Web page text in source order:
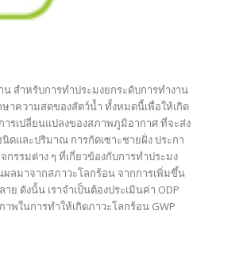
น สำหรับการทำประมงยกระดับการทำงาน
าความสดของสัตว์น้ำ ทั้งหมดนี้เพื่อให้เกิด
รเปลี่ยนแปลงของสภาพภูมิอากาศ ที่จะส่ง
ดและปริมาณ การกัดเซาะชายฝั่ง ประกา
รรมต่าง ๆ ที่เกี่ยวข้องกับการทำประมง
ลมาจากสภาวะโลกร้อน จากการเพิ่มขึ้น
ดังนั้น เราจำเป็นต้องประเมินค่า ODP
พในการทำให้เกิดภาวะโลกร้อน GWP